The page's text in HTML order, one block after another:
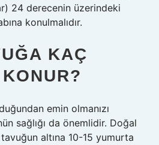
24 derecenin üzerindeki
konulmalıdır.
KAÇ
emin olmanızı
sağlığı da önemlidir. Doğal
altına 10-15 yumurta